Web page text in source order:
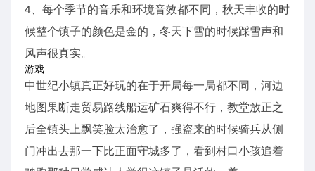
4、每个季节的音乐和环境音效都不同，秋天丰收的时
候整个镇子的颜色是金的，冬天下雪的时候踩雪声和
风声很真实。
游戏
中世纪小镇真正好玩的在于开局每一局都不同，河边
地图果断走贸易路线船运矿石爽得不行，教堂放正之
后全镇头上飘笑脸太治愈了，强盗来的时候骑兵从侧
门冲出去那一下比正面守城多了，看到村口小孩追着